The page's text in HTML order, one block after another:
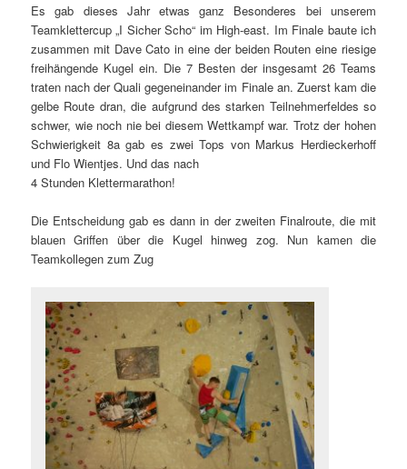
Es gab dieses Jahr etwas ganz Besonderes bei unserem
Teamklettercup „I Sicher Scho“ im High-east. Im Finale baute ich
zusammen mit Dave Cato in eine der beiden Routen eine riesige
freihängende Kugel ein. Die 7 Besten der insgesamt 26 Teams
traten nach der Quali gegeneinander im Finale an. Zuerst kam die
gelbe Route dran, die aufgrund des starken Teilnehmerfeldes so
schwer, wie noch nie bei diesem Wettkampf war. Trotz der hohen
Schwierigkeit 8a gab es zwei Tops von Markus Herdieckerhoff
und Flo Wientjes. Und das nach
4 Stunden Klettermarathon!
Die Entscheidung gab es dann in der zweiten Finalroute, die mit
blauen Griffen über die Kugel hinweg zog. Nun kamen die
Teamkollegen zum Zug